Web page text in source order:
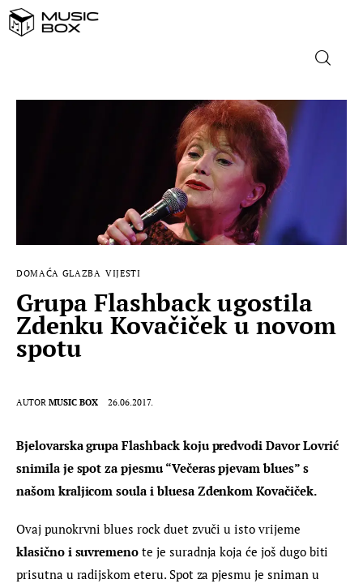
DOMAĆA GLAZBA
STRANA GLAZBA
FILM
MUSIC BOX
DOMAĆA GLAZBA VIJESTI
Grupa Flashback ugostila
Zdenku Kovačiček u novom
spotu
AUTOR MUSIC BOX 26.06.2017.
Bjelovarska grupa Flashback koju predvodi Davor Lovrić
snimila je spot za pjesmu “Večeras pjevam blues” s
našom kraljicom soula i bluesa Zdenkom Kovačiček.
Ovaj punokrvni blues rock duet zvuči u isto vrijeme
klasično i suvremeno te je suradnja koja će još dugo biti
prisutna u radijskom eteru. Spot za pjesmu je sniman u